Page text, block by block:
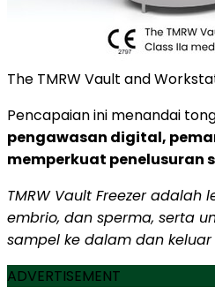
The TMRW Vault and
Pencapaian ini menandai
pengawasan digital,
memperkuat penelusuran
TMRW Vault Freezer
embrio, dan sperma, serta
sampel ke dalam dan
ADVERTISEMENT